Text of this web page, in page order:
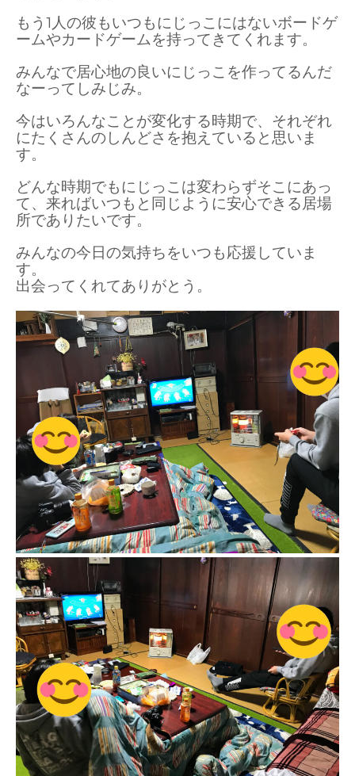
もう1人の彼もいつもにじっこにはないボードゲ
ームやカードゲームを持ってきてくれます。
みんなで居心地の良いにじっこを作ってるんだ
なーってしみじみ。
今はいろんなことが変化する時期で、それぞれ
にたくさんのしんどさを抱えていると思いま
す。
どんな時期でもにじっこは変わらずそこにあっ
て、来ればいつもと同じように安心できる居場
所でありたいです。
みんなの今日の気持ちをいつも応援していま
す。
出会ってくれてありがとう。